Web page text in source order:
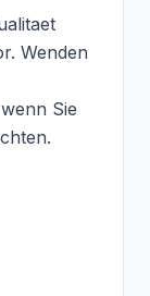
Wenden
Sie